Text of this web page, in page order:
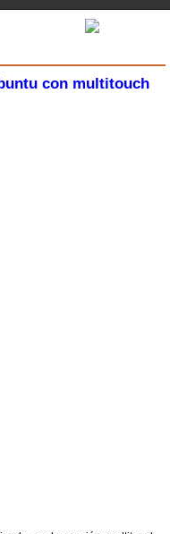
con multitouch